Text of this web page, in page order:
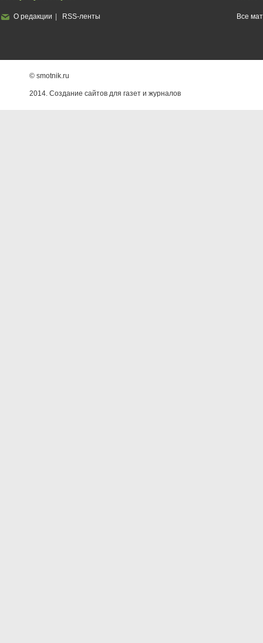
О редакции RSS-ленты Все
© smotnik.ru
2014. Создание сайтов для газет и журналов